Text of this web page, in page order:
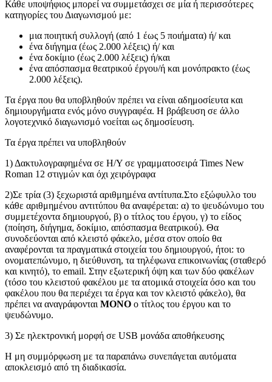
Κάθε υποψήφιος μπορεί να συμμετάσχει σε μία ή περισσότερες
κατηγορίες του Διαγωνισμού με:
μια ποιητική συλλογή (από 1 έως 5 ποιήματα) ή/ και
ένα διήγημα (έως 2.000 λέξεις) ή/ και
ένα δοκίμιο (έως 2.000 λέξεις) ή/και
ένα απόσπασμα θεατρικού έργου/ή και μονόπρακτο (έως
2.000 λέξεις).
Τα έργα που θα υποβληθούν πρέπει να είναι αδημοσίευτα και
δημιουργήματα ενός μόνο συγγραφέα. Η βράβευση σε άλλο
λογοτεχνικό διαγωνισμό νοείται ως δημοσίευση.
Τα έργα πρέπει να υποβληθούν
1) Δακτυλογραφημένα σε Η/Υ σε γραμματοσειρά Times New
Roman 12 στιγμών και όχι χειρόγραφα
2)Σε τρία (3) ξεχωριστά αριθμημένα αντίτυπα.Στο εξώφυλλο του
κάθε αριθμημένου αντιτύπου θα αναφέρεται: α) το ψευδώνυμο του
συμμετέχοντα δημιουργού, β) ο τίτλος του έργου, γ) το είδος
(ποίηση, διήγημα, δοκίμιο, απόσπασμα θεατρικού). Θα
συνοδεύονται από κλειστό φάκελο, μέσα στον οποίο θα
αναφέρονται τα πραγματικά στοιχεία του δημιουργού, ήτοι: το
ονοματεπώνυμο, η διεύθυνση, τα τηλέφωνα επικοινωνίας (σταθερό
και κινητό), το email. Στην εξωτερική όψη και των δύο φακέλων
(τόσο του κλειστού φακέλου με τα ατομικά στοιχεία όσο και του
φακέλου που θα περιέχει τα έργα και τον κλειστό φάκελο), θα
πρέπει να αναγράφονται ΜΟΝΟ ο τίτλος του έργου και το
ψευδώνυμο.
3) Σε ηλεκτρονική μορφή σε USB μονάδα αποθήκευσης
Η μη συμμόρφωση με τα παραπάνω συνεπάγεται αυτόματα
αποκλεισμό από τη διαδικασία.